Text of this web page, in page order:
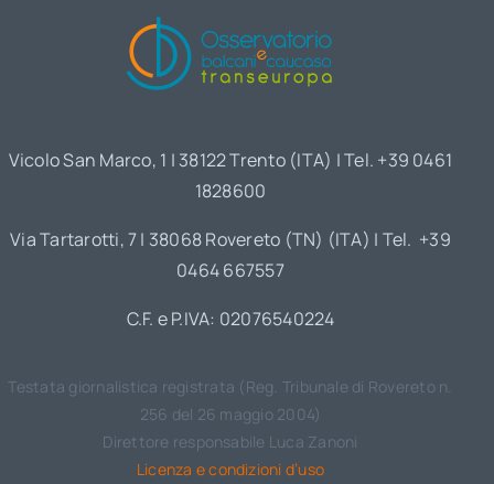
Vicolo San Marco, 1 | 38122 Trento (ITA) | Tel. +39 0461
1828600
Via Tartarotti, 7 | 38068 Rovereto (TN) (ITA) | Tel. +39
0464 667557
C.F. e P.IVA: 02076540224
Testata giornalistica registrata (Reg. Tribunale di Rovereto n.
256 del 26 maggio 2004)
Direttore responsabile Luca Zanoni
Licenza e condizioni d’uso